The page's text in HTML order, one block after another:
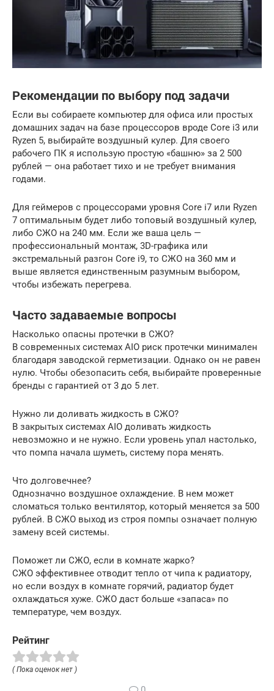
Рекомендации по выбору под задачи
Если вы собираете компьютер для офиса или простых
домашних задач на базе процессоров вроде Core i3 или
Ryzen 5, выбирайте воздушный кулер. Для своего
рабочего ПК я использую простую «башню» за 2 500
рублей — она работает тихо и не требует внимания
годами.
Для геймеров с процессорами уровня Core i7 или Ryzen
7 оптимальным будет либо топовый воздушный кулер,
либо СЖО на 240 мм. Если же ваша цель —
профессиональный монтаж, 3D-графика или
экстремальный разгон Core i9, то СЖО на 360 мм и
выше является единственным разумным выбором,
чтобы избежать перегрева.
Часто задаваемые вопросы
Насколько опасны протечки в СЖО?
В современных системах AIO риск протечки минимален
благодаря заводской герметизации. Однако он не равен
нулю. Чтобы обезопасить себя, выбирайте проверенные
бренды с гарантией от 3 до 5 лет.
Нужно ли доливать жидкость в СЖО?
В закрытых системах AIO доливать жидкость
невозможно и не нужно. Если уровень упал настолько,
что помпа начала шуметь, систему пора менять.
Что долговечнее?
Однозначно воздушное охлаждение. В нем может
сломаться только вентилятор, который меняется за 500
рублей. В СЖО выход из строя помпы означает полную
замену всей системы.
Поможет ли СЖО, если в комнате жарко?
СЖО эффективнее отводит тепло от чипа к радиатору,
но если воздух в комнате горячий, радиатор будет
охлаждаться хуже. СЖО даст больше «запаса» по
температуре, чем воздух.
Рейтинг
( Пока оценок нет )